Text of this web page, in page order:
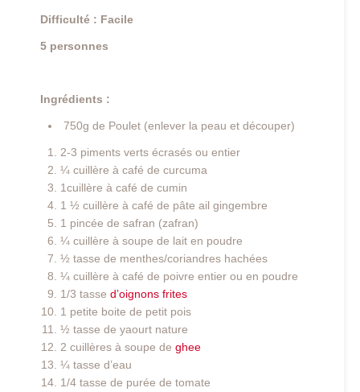
Difficulté : Facile
5 personnes
Ingrédients :
750g de Poulet (enlever la peau et découper)
2-3 piments verts écrasés ou entier
¼ cuillère à café de curcuma
1cuillère à café de cumin
1 ½ cuillère à café de pâte ail gingembre
1 pincée de safran (zafran)
¼ cuillère à soupe de lait en poudre
½ tasse de menthes/coriandres hachées
¼ cuillère à café de poivre entier ou en poudre
1/3 tasse d’oignons frites
1 petite boite de petit pois
½ tasse de yaourt nature
2 cuillères à soupe de ghee
¼ tasse d’eau
1/4 tasse de purée de tomate